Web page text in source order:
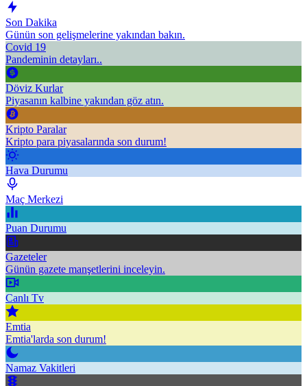
Son Dakika
Günün son gelişmelerine yakından bakın.
Covid 19
Pandeminin detayları..
Döviz Kurlar
Piyasanın kalbine yakından göz atın.
Kripto Paralar
Kripto para piyasalarında son durum!
Hava Durumu
Maç Merkezi
Puan Durumu
Gazeteler
Günün gazete manşetlerini inceleyin.
Canlı Tv
Emtia
Emtia'larda son durum!
Namaz Vakitleri